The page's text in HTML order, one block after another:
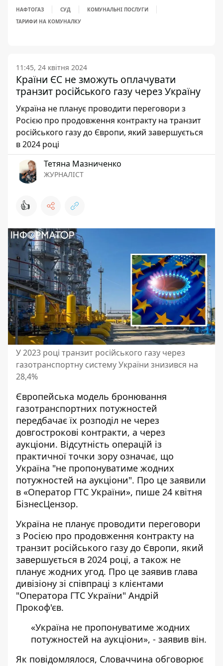
НАФТОГАЗ СУД
КОМУНАЛЬНІ ПОСЛУГИ
ТАРИФИ НА КОМУНАЛКУ
11:45, 24 квітня 2024
Країни ЄС не зможуть оплачувати
транзит російського газу через Україну
Україна не планує проводити переговори з
Росією про продовження контракту на транзит
російського газу до Європи, який завершується
в 2024 році
Тетяна Мазниченко
ЖУРНАЛІСТ
👍
У 2023 році транзит російського газу через
газотранспортну систему України знизився на
28,4%
Європейська модель бронювання
газотранспортних потужностей
передбачає їх розподіл не через
довгострокові контракти, а через
аукціони. Відсутність операцій із
практичної точки зору означає, що
Україна "не пропонуватиме жодних
потужностей на аукціони". Про це заявили
в «Оператор ГТС України», пише 24 квітня
БізнесЦензор.
Україна не планує проводити переговори
з Росією про продовження контракту на
транзит російського газу до Європи, який
завершується в 2024 році, а також не
планує жодних угод. Про це заявив глава
дивізіону зі співпраці з клієнтами
"Оператора ГТС України" Андрій
Прокоф'єв.
«Україна не пропонуватиме жодних
потужностей на аукціони», - заявив він.
Як повідомлялося, Словаччина обговорює